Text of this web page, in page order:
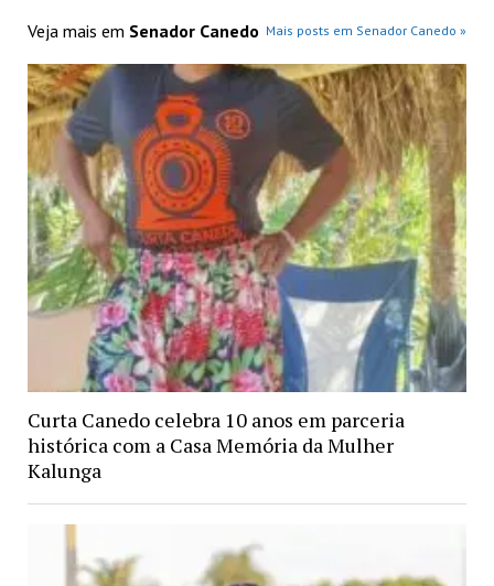
Veja mais em Senador Canedo Mais posts em Senador Canedo »
Curta Canedo celebra 10 anos em parceria
histórica com a Casa Memória da Mulher
Kalunga